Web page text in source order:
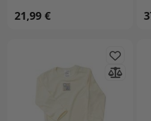
21,99 €